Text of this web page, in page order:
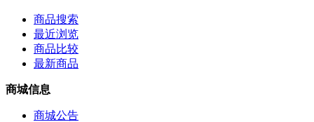
商品搜索
最近浏览
商品比较
最新商品
商城信息
商城公告